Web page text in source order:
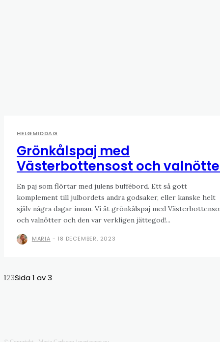
HELGMIDDAG
Grönkålspaj med
Västerbottensost och
En paj som flörtar med julens buffébord. Ett så gott
komplement till julbordets andra godsaker, eller kanske helt
själv några dagar innan. Vi åt grönkålspaj med
och valnötter och den var verkligen jättegod!...
MARIA - 18 DECEMBER, 2023
123Sida 1 av 3